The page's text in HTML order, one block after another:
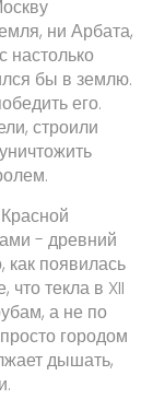
ни Арбата,
настолько
бы в землю.
его.
строили
- древний
как появилась
что текла в XII
а не по
городом
дышать,